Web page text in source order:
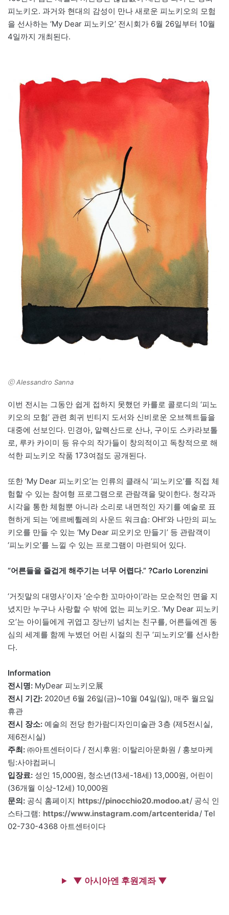
피노키오. 과거와 현대의 감성이 만나 새로운 피노키오의 모험
을 선사하는 ‘My Dear 피노키오’ 전시회가 6월 26일부터 10월
4일까지 개최된다.
ⓒ Alessandro Sanna
이번 전시는 그동안 쉽게 접하지 못했던 카를로 콜로디의 ‘피노
키오의 모험’ 관련 희귀 빈티지 도서와 신비로운 오브젝트들을
대중에 선보인다. 민경아, 알렉산드로 산나, 구이도 스카라보톨
로, 루카 카이미 등 유수의 작가들이 창의적이고 독창적으로 해
석한 피노키오 작품 173여점도 공개된다.
또한 ‘My Dear 피노키오’는 인류의 클래식 ‘피노키오’를 직접 체
험할 수 있는 참여형 프로그램으로 관람객을 맞이한다. 청각과
시각을 통한 체험뿐 아니라 소리로 내면적인 자기를 예술로 표
현하게 되는 ‘에르베튈레의 사운드 워크숍: OH!’와 나만의 피노
키오를 만들 수 있는 ‘My Dear 피오키오 만들기’ 등 관람객이
‘피노키오’를 느낄 수 있는 프로그램이 마련되어 있다.
“어른들을 즐겁게 해주기는 너무 어렵다.” ?Carlo Lorenzini
‘거짓말의 대명사’이자 ‘순수한 꼬마아이’라는 모순적인 면을 지
녔지만 누구나 사랑할 수 밖에 없는 피노키오. ‘My Dear 피노키
오’는 아이들에게 귀엽고 장난끼 넘치는 친구를, 어른들에겐 동
심의 세계를 함께 누볐던 어린 시절의 친구 ‘피노키오’를 선사한
다.
Information
전시명: MyDear 피노키오展
전시 기간: 2020년 6월 26일(금)~10월 04일(일), 매주 월요일
휴관
전시 장소: 예술의 전당 한가람디자인미술관 3층 (제5전시실,
제6전시실)
주최: ㈜아트센터이다 / 전시후원: 이탈리아문화원 / 홍보마케
팅:사야컴퍼니
입장료: 성인 15,000원, 청소년(13세-18세) 13,000원, 어린이
(36개월 이상-12세) 10,000원
문의: 공식 홈페이지 https://pinocchio20.modoo.at/ 공식 인
스타그램: https://www.instagram.com/artcenterida/ Tel
02-730-4368 아트센터이다
▼ 아시아엔 후원계좌 ▼